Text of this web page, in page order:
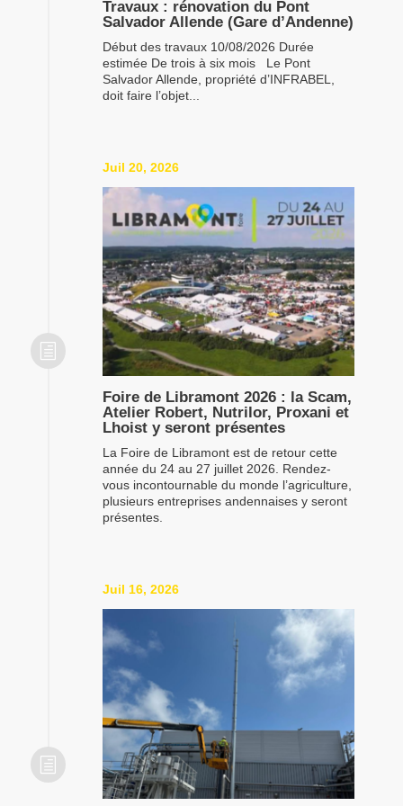
Travaux : rénovation du Pont
Salvador Allende (Gare d’Andenne)
Début des travaux 10/08/2026 Durée
estimée De trois à six mois Le Pont
Salvador Allende, propriété d’INFRABEL,
doit faire l’objet...
h
Juil 20, 2026
Foire de Libramont 2026 : la Scam,
Atelier Robert, Nutrilor, Proxani et
Lhoist y seront présentes
La Foire de Libramont est de retour cette
année du 24 au 27 juillet 2026. Rendez-
vous incontournable du monde l’agriculture,
plusieurs entreprises andennaises y seront
présentes.
h
Juil 16, 2026